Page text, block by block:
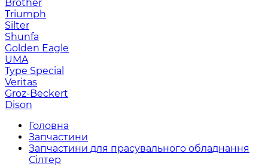
Brother
Triumph
Silter
Shunfa
Golden Eagle
UMA
Type Special
Veritas
Groz-Beckert
Dison
Головна
Запчастини
Запчастини для прасувального обладнання
Сілтер